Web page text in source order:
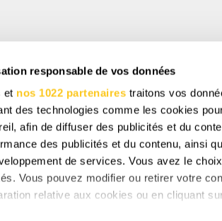
responsable de vos données
et nos 1022 partenaires traitons vos
des technologies comme les cookies
afin de diffuser des publicités et du
des publicités et du contenu, ainsi
de services. Vous avez le
Vous pouvez modifier ou retirer votre
relative aux cookies ou en cliquant
Abonnez-vous pour recevoir des offres
des offres uniques.
En vous abonnant, vous acceptez notre politique de
consentement pour recevoir des mises à jour de